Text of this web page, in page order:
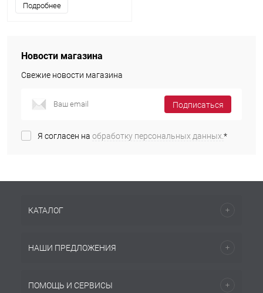
Подробнее
Новости магазина
Свежие новости магазина
Подписаться
Я согласен на обработку персональных данных. *
КАТАЛОГ
НАШИ ПРЕДЛОЖЕНИЯ
ПОМОЩЬ И СЕРВИСЫ